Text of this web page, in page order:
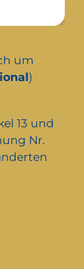
um
)
13 und
Nr.